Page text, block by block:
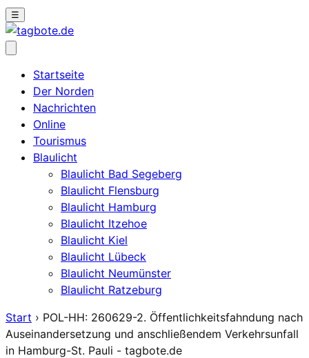
☰
Startseite
Der Norden
Nachrichten
Online
Tourismus
Blaulicht
Blaulicht Bad Segeberg
Blaulicht Flensburg
Blaulicht Hamburg
Blaulicht Itzehoe
Blaulicht Kiel
Blaulicht Lübeck
Blaulicht Neumünster
Blaulicht Ratzeburg
Start › POL-HH: 260629-2. Öffentlichkeitsfahndung nach
Auseinandersetzung und anschließendem Verkehrsunfall
in Hamburg-St. Pauli - tagbote.de